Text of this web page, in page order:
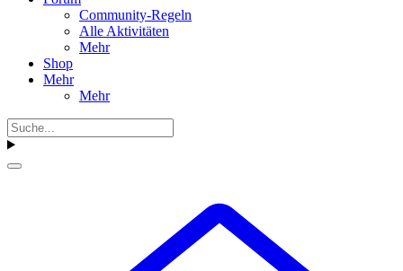
Community-Regeln
Alle Aktivitäten
Mehr
Shop
Mehr
Mehr